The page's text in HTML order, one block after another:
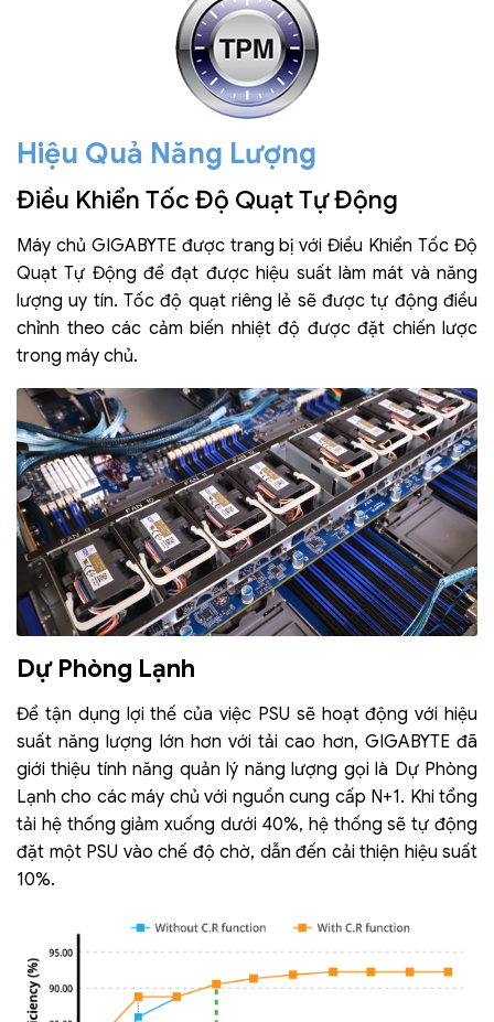
Hiệu Quả Năng Lượng
Điều Khiển Tốc Độ Quạt Tự Động
Máy chủ GIGABYTE được trang bị với Điều Khiển Tốc Độ
Quạt Tự Động để đạt được hiệu suất làm mát và năng
lượng uy tín. Tốc độ quạt riêng lẻ sẽ được tự động điều
chỉnh theo các cảm biến nhiệt độ được đặt chiến lược
trong máy chủ.
Dự Phòng Lạnh
Để tận dụng lợi thế của việc PSU sẽ hoạt động với hiệu
suất năng lượng lớn hơn với tải cao hơn, GIGABYTE đã
giới thiệu tính năng quản lý năng lượng gọi là Dự Phòng
Lạnh cho các máy chủ với nguồn cung cấp N+1. Khi tổng
tải hệ thống giảm xuống dưới 40%, hệ thống sẽ tự động
đặt một PSU vào chế độ chờ, dẫn đến cải thiện hiệu suất
10%.